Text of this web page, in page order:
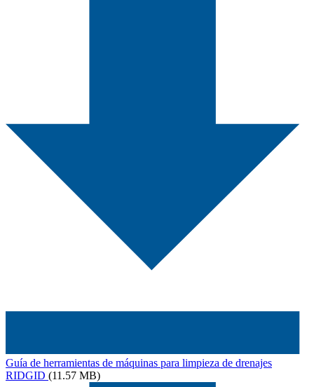
Guía de herramientas de máquinas para limpieza de drenajes
RIDGID (11.57 MB)